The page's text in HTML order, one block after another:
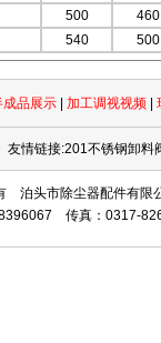
500
460
540 500
成品展示| 加工调视视频|
友情链接:201不锈钢卸料
泊头市除尘器配件有
传真：0317-